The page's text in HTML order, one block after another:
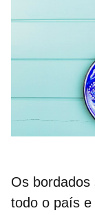
Os bordados
todo o país